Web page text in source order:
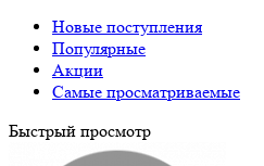
Новые поступления
Популярные
Акции
Самые просматриваемые
Быстрый просмотр